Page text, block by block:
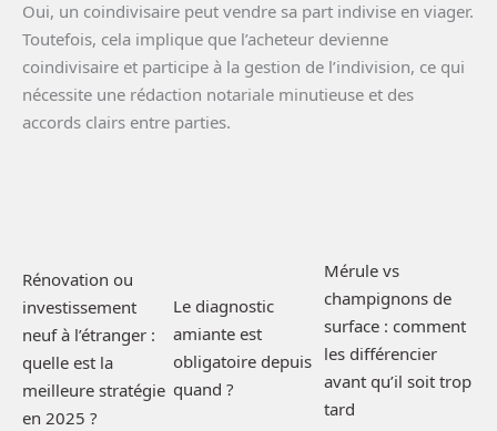
Oui, un coindivisaire peut vendre sa part indivise en viager.
Toutefois, cela implique que l’acheteur devienne
coindivisaire et participe à la gestion de l’indivision, ce qui
nécessite une rédaction notariale minutieuse et des
accords clairs entre parties.
Rénovation ou
investissement
neuf à l’étranger :
quelle est la
meilleure stratégie
en 2025 ?
Le diagnostic
amiante est
obligatoire depuis
quand ?
Mérule vs
champignons de
surface : comment
les différencier
avant qu’il soit trop
tard